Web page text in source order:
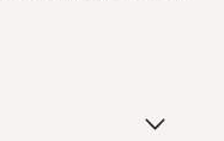
Previna fraudes e